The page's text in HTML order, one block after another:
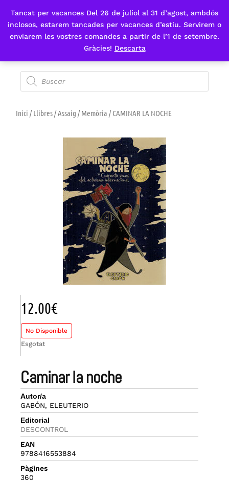
Tancat per vacances Del 26 de juliol al 31 d’agost, ambdós
inclosos, estarem tancades per vacances d’estiu. Servirem o
enviarem les vostres comandes a partir de l’1 de setembre.
Gràcies! Descarta
Fes-te'n sòcia
Inici /Llibres/Assaig /Memòria / CAMINAR LA NOCHE
caminar la noche
Autor/a
GABÓN, ELEUTERIO
Editorial
DESCONTROL
EAN
9788416553884
Pàgines
360
12.00€
No Disponible
Esgotat